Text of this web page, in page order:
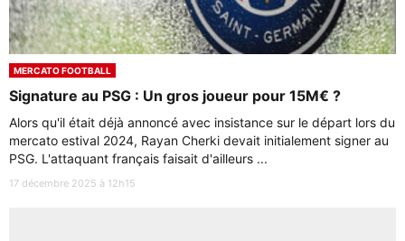
MERCATO FOOTBALL
Signature au PSG : Un gros joueur pour 15M€ ?
Alors qu'il était déjà annoncé avec insistance sur le départ lors du
mercato estival 2024, Rayan Cherki devait initialement signer au
PSG. L'attaquant français faisait d'ailleurs ...
17 décembre 2025 à 12h15